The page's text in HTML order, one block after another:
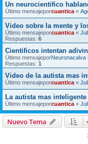
Un neurocientifico
Último mensajeporcuantica «
Video sobre la mente y
Último mensajeporcuantica «
Respuestas: 6
Cientificos intentan
Último mensajeporNeuronacalva
Respuestas: 1
Video de la autista mas
Último mensajeporcuantica «
La autista mas
Último mensajeporcuantica «
Nuevo Tema